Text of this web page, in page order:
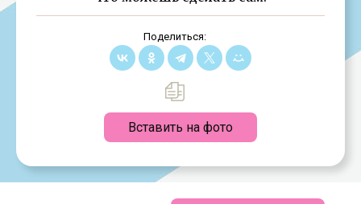
Поделиться:
Вставить на фото